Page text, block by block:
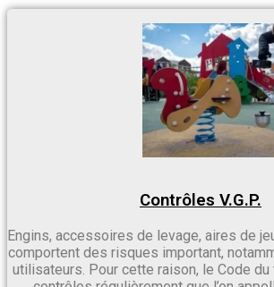
Contrôles V.G.P.
Engins, accessoires de levage, aires de
comportent des risques important,
utilisateurs. Pour cette raison, le Code